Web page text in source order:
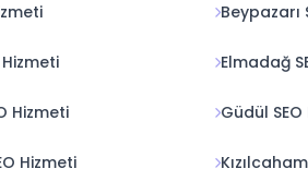
Beypazarı
Elmadağ
Hizmeti Güdül
Hizmeti